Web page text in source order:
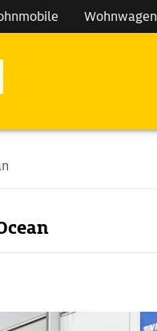
Wohnwagen